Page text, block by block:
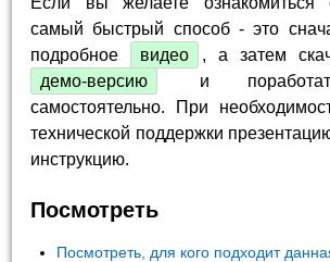
самый быстрый способ - это
подробное
видео
, а затем
демо-версию
и
самостоятельно. При
технической поддержки
инструкцию.
Посмотреть
Посмотреть, для кого подходит